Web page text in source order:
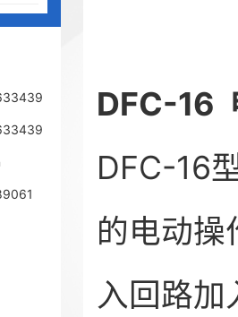
DFC-16
DFC-16
的电动操
入回路加